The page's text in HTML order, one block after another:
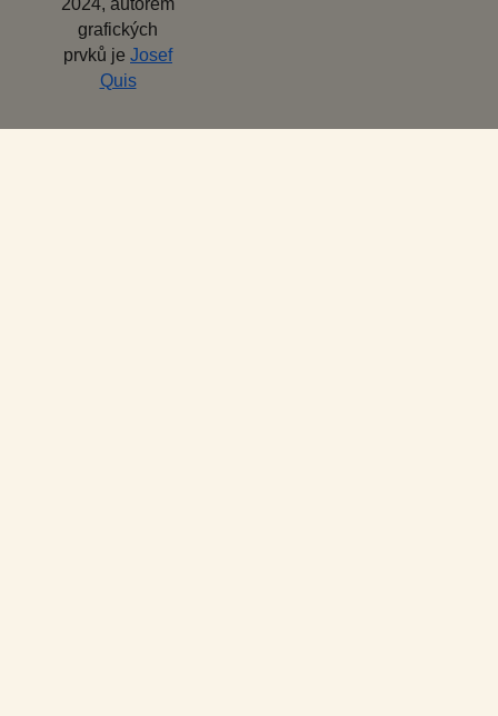
grafických
prvků je Josef
Quis